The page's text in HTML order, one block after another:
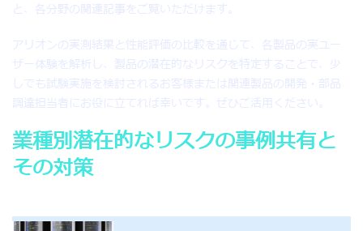
と、各分野の関連記事をご覧いただけます。
アリオンの実測結果と性能評価の比較を通じて、各製品の実ユー
ザー体験を解析し、製品の潜在的なリスクを特定することで、少
しでも試験実施を検討されるお客様または関連製品の開発・部品
調達担当者にお役に立てれば幸いです。ぜひご活用ください。
業種別潜在的なリスクの事例共有と
その対策